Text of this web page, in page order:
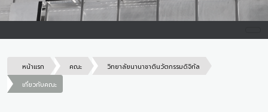
หน้าแรก คณะ
วิทยาลัยนานาชาตินวัตกรรมดิจิทัล
เกี่ยวกับคณะ